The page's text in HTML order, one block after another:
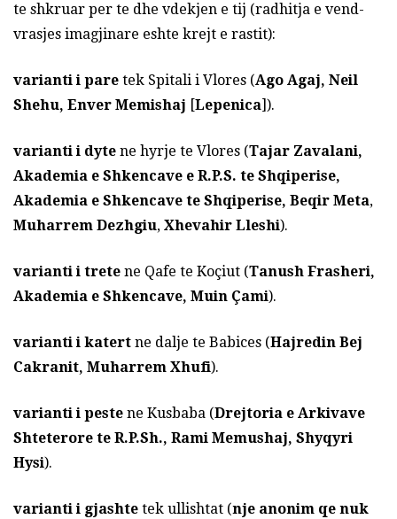
te shkruar per te dhe vdekjen e tij (radhitja e vend-
vrasjes imagjinare eshte krejt e rastit):
varianti i pare tek Spitali i Vlores (Ago Agaj, Neil
Shehu, Enver Memishaj [Lepenica]).
varianti i dyte ne hyrje te Vlores (Tajar Zavalani,
Akademia e Shkencave e R.P.S. te Shqiperise,
Akademia e Shkencave te Shqiperise, Beqir Meta,
Muharrem Dezhgiu, Xhevahir Lleshi).
varianti i trete ne Qafe te Koçiut (Tanush Frasheri,
Akademia e Shkencave, Muin Çami).
varianti i katert ne dalje te Babices (Hajredin Bej
Cakranit, Muharrem Xhufi).
varianti i peste ne Kusbaba (Drejtoria e Arkivave
Shteterore te R.P.Sh., Rami Memushaj, Shyqyri
Hysi).
varianti i gjashte tek ullishtat (nje anonim qe nuk